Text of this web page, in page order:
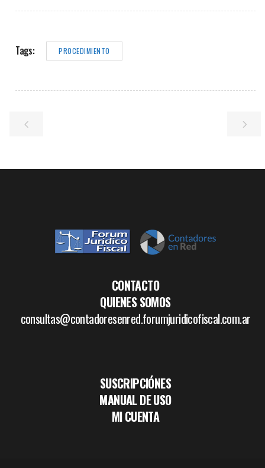
Tags: PROCEDIMIENTO
CONTACTO
QUIENES SOMOS
consultas@contadoresenred.forumjuridicofiscal.com.ar
SUSCRIPCIÓNES
MANUAL DE USO
MI CUENTA